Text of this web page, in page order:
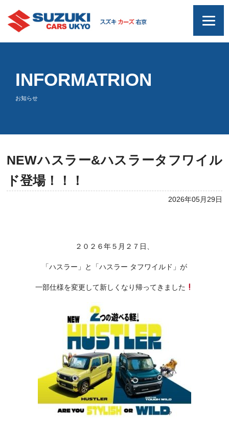
INFORMATRION
お知らせ
NEWハスラー&ハスラータフワイル
ド登場！！！
2026年05月29日
２０２６年５月２７日、
「ハスラー」と「ハスラー タフワイルド」が
一部仕様を変更して新しくなり帰ってきました